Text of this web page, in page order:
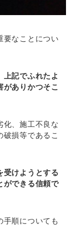
要なことについ
上記でふれたよ
がありかつそこ
化、施工不良な
損等であるこ
受けようとする
ができる信頼で
手順についても